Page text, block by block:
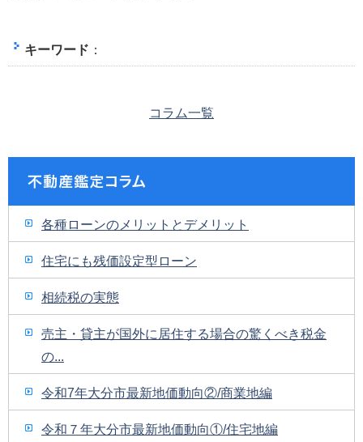
キーワード ：
コラム一覧
各種ローンのメリットとデメリット
住宅にも残価設定型ローン
相続税の実態
売主・貸主が国外に居住する場合の驚くべき税金
の...
令和7年大分市最新地価動向②/商業地編
令和７年大分市最新地価動向①/住宅地編